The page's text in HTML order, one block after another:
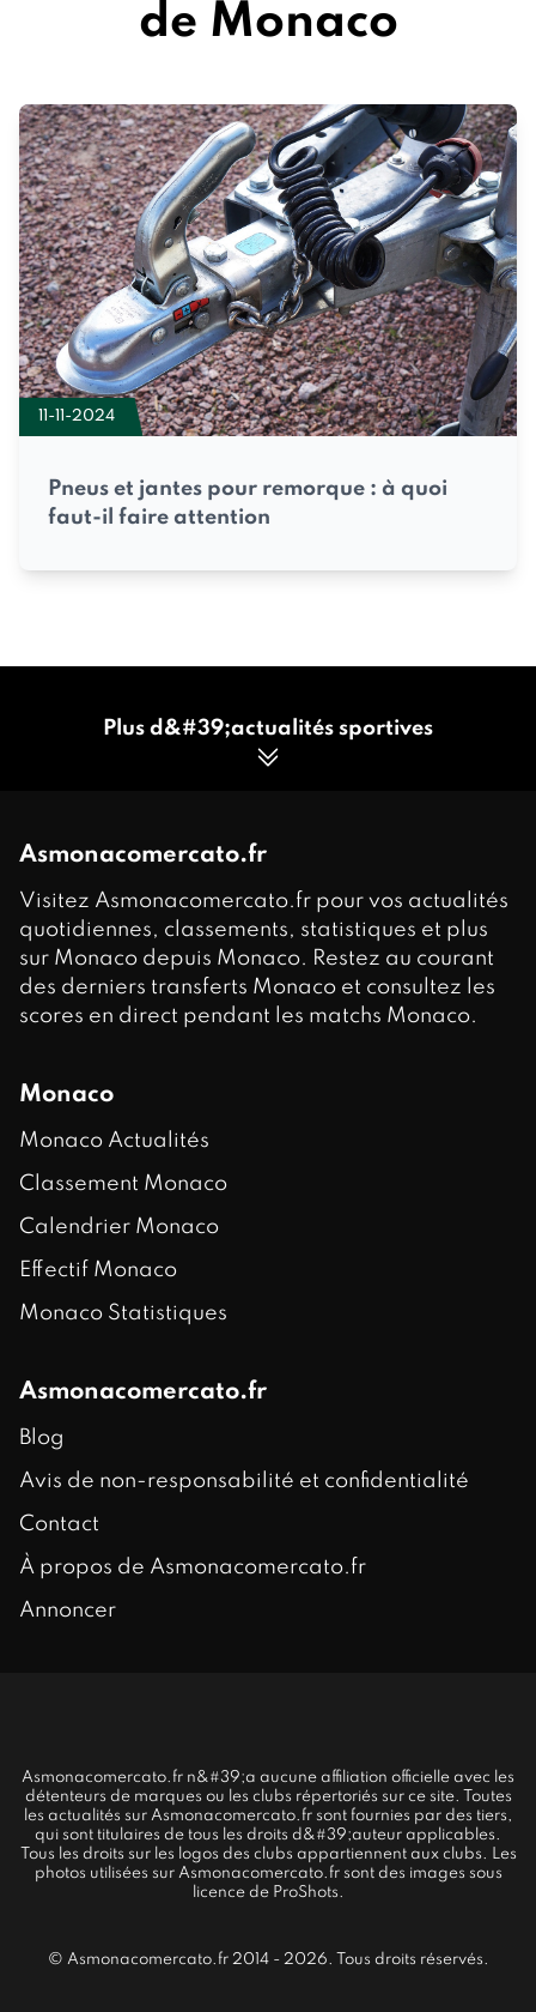
de Monaco
11-11-2024
Pneus et jantes pour remorque : à quoi
faut-il faire attention
Plus d&#39;actualités sportives
Asmonacomercato.fr
Visitez Asmonacomercato.fr pour vos actualités
quotidiennes, classements, statistiques et plus
sur Monaco depuis Monaco. Restez au courant
des derniers transferts Monaco et consultez les
scores en direct pendant les matchs Monaco.
Monaco
Monaco Actualités
Classement Monaco
Calendrier Monaco
Effectif Monaco
Monaco Statistiques
Asmonacomercato.fr
Blog
Avis de non-responsabilité et confidentialité
Contact
À propos de Asmonacomercato.fr
Annoncer
Asmonacomercato.fr n&#39;a aucune affiliation officielle avec les
détenteurs de marques ou les clubs répertoriés sur ce site. Toutes
les actualités sur Asmonacomercato.fr sont fournies par des tiers,
qui sont titulaires de tous les droits d&#39;auteur applicables.
Tous les droits sur les logos des clubs appartiennent aux clubs. Les
photos utilisées sur Asmonacomercato.fr sont des images sous
licence de ProShots.
© Asmonacomercato.fr 2014 - 2026. Tous droits réservés.